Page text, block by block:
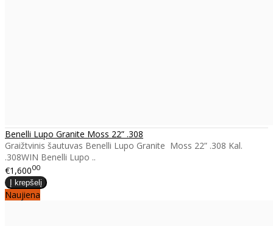
Benelli Lupo Granite Moss 22” .308
Graižtvinis šautuvas Benelli Lupo Granite Moss 22” .308 Kal.
.308WIN Benelli Lupo ..
€1,60000
Naujiena